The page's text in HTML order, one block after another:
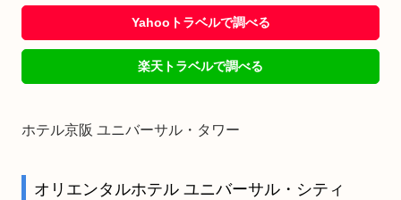
Yahooトラベルで調べる
楽天トラベルで調べる
ホテル京阪 ユニバーサル・タワー
オリエンタルホテル ユニバーサル・シティ